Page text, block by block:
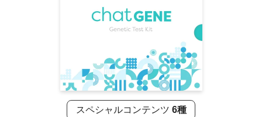
スペシャルコンテンツ 6種